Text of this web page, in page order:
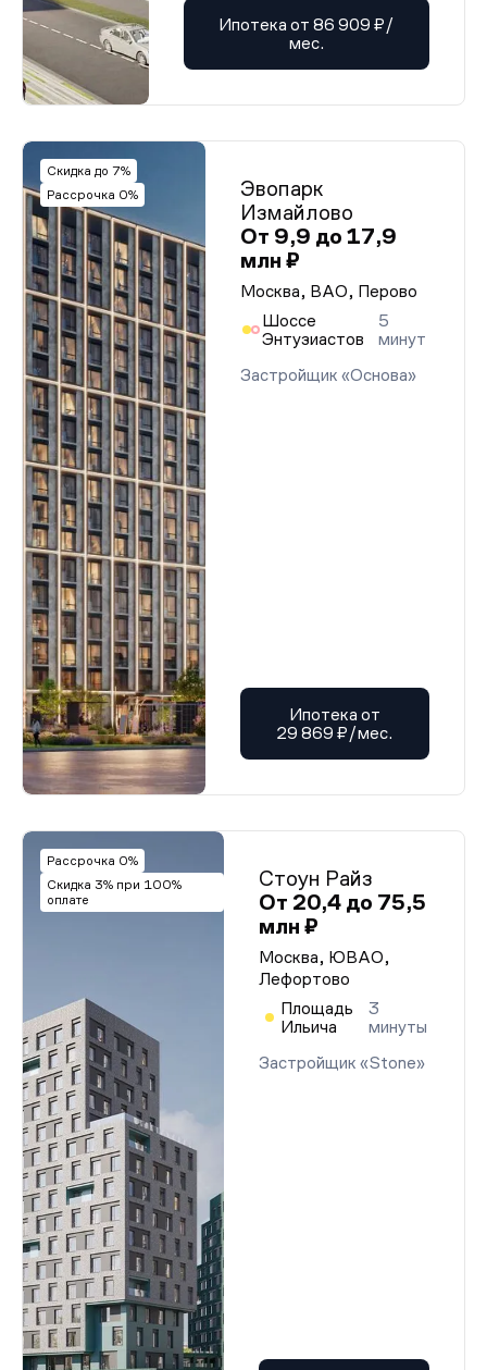
Ипотека от 86 909 ₽/
мес.
Скидка до 7%
Рассрочка 0%
Эвопарк
Измайлово
От 9,9 до 17,9
млн ₽
Москва, ВАО, Перово
Шоссе
Энтузиастов
5
минут
Застройщик «Основа»
Ипотека от
29 869 ₽/мес.
Рассрочка 0%
Скидка 3% при 100%
оплате
Стоун Райз
От 20,4 до 75,5
млн ₽
Москва, ЮВАО,
Лефортово
Площадь
Ильича
3
минуты
Застройщик «Stone»